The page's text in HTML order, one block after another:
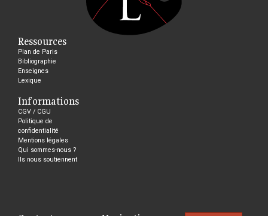
Ressources
Plan de Paris
Bibliographie
Enseignes
Lexique
Informations
CGV / CGU
Politique de
confidentialité
Mentions légales
Qui sommes-nous ?
Ils nous soutiennent